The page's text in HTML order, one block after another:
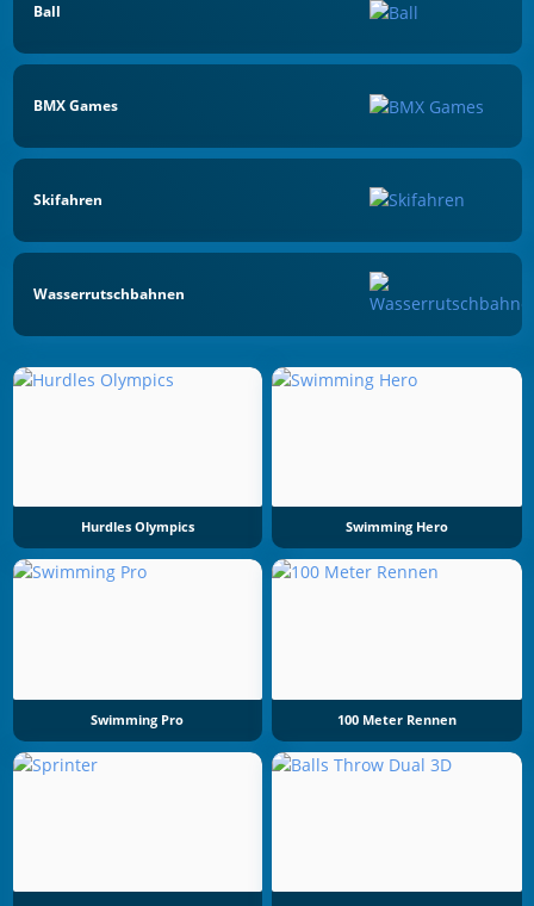
Ball
BMX Games
Skifahren
Wasserrutschbahnen
Hurdles Olympics Swimming Hero
Swimming Pro 100 Meter Rennen